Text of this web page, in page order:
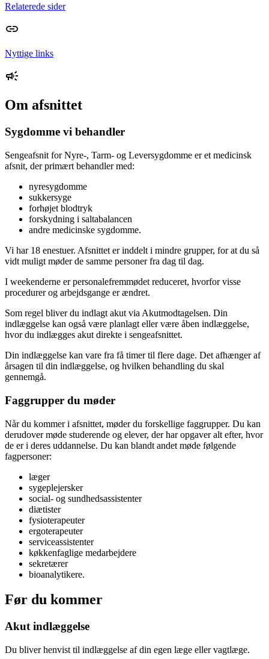
Relaterede sider
Nyttige links
Om afsnittet
Sygdomme vi behandler
Sengeafsnit for Nyre-, Tarm- og Leversygdomme er et medicinsk
afsnit, der primært behandler med:
nyresygdomme
sukkersyge
forhøjet blodtryk
forskydning i saltabalancen
andre medicinske sygdomme.
Vi har 18 enestuer. Afsnittet er inddelt i mindre grupper, for at du så
vidt muligt møder de samme personer fra dag til dag.
I weekenderne er personalefremmødet reduceret, hvorfor visse
procedurer og arbejdsgange er ændret.
Som regel bliver du indlagt akut via Akutmodtagelsen. Din
indlæggelse kan også være planlagt eller være åben indlæggelse,
hvor du indlægges akut direkte i sengeafsnittet.
Din indlæggelse kan vare fra få timer til flere dage. Det afhænger af
årsagen til din indlæggelse, og hvilken behandling du skal
gennemgå.
Faggrupper du møder
Når du kommer i afsnittet, møder du forskellige faggrupper. Du kan
derudover møde studerende og elever, der har opgaver alt efter, hvor
de er i deres uddannelse. Du kan blandt andet møde følgende
fagpersoner:
læger
sygeplejersker
social- og sundhedsassistenter
diætister
fysioterapeuter
ergoterapeuter
serviceassistenter
køkkenfaglige medarbejdere
sekretærer
bioanalytikere.
Før du kommer
Akut indlæggelse
Du bliver henvist til indlæggelse af din egen læge eller vagtlæge.